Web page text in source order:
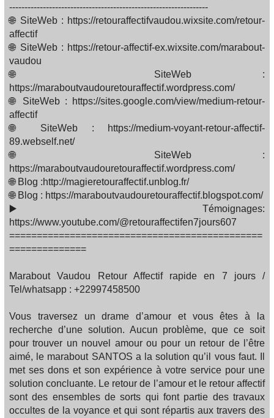
-----------------------------------------------------------------
🌐 SiteWeb : https://retouraffectifvaudou.wixsite.com/retour-
affectif
🌐 SiteWeb : https://retour-affectif-ex.wixsite.com/marabout-
vaudou
🌐 SiteWeb :
https://maraboutvaudouretouraffectif.wordpress.com/
🌐 SiteWeb : https://sites.google.com/view/medium-retour-
affectif
🌐 SiteWeb : https://medium-voyant-retour-affectif-
89.webself.net/
🌐 SiteWeb :
https://maraboutvaudouretouraffectif.wordpress.com/
🌐 Blog :http://magieretouraffectif.unblog.fr/
🌐 Blog : https://maraboutvaudouretouraffectif.blogspot.com/
▶️ Témoignages:
https://www.youtube.com/@retouraffectifen7jours607
==============================================
==============
Marabout Vaudou Retour Affectif rapide en 7 jours /
Tel/whatsapp : +22997458500
Vous traversez un drame d’amour et vous êtes à la
recherche d’une solution. Aucun problème, que ce soit
pour trouver un nouvel amour ou pour un retour de l’être
aimé, le marabout SANTOS a la solution qu’il vous faut. Il
met ses dons et son expérience à votre service pour une
solution concluante. Le retour de l’amour et le retour affectif
sont des ensembles de sorts qui font partie des travaux
occultes de la voyance et qui sont répartis aux travers des